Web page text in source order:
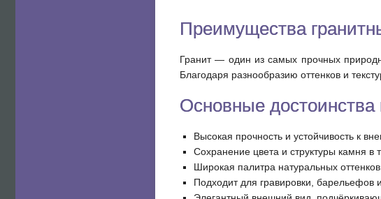
Преимущества
Гранит — один из самых прочных
Благодаря разнообразию оттенков и
Основные достоинства
Высокая прочность и устойчивость к
Сохранение цвета и структуры камня в
Широкая палитра натуральных
Подходит для гравировки, барельефов